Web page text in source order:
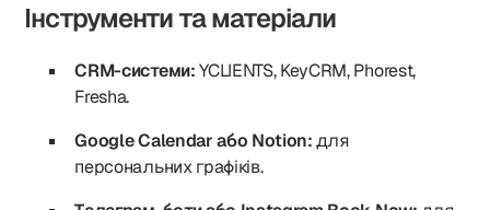
Інструменти та матеріали
CRM-системи:YCLIENTS, KeyCRM, Phorest,
Fresha.
Google Calendar або Notion:для
персональних графіків.